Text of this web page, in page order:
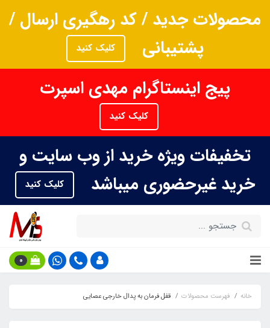
محصولات جدید / کد رهگیری ارسال /
پشتیبانی
کلیک کنید
پیج اینستاگرام مهدی اسپرت
کلیک کنید
تخفیفات ویژه خرید از وب سایت و
خرید غیرحضوری میباشد
کلیک کنید
0
خانه فهرست محصولات قفل فرمان به پدال خارجی عصایی